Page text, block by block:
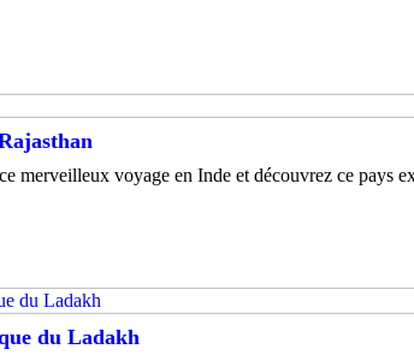
merveilleux voyage en Inde et découvrez ce pays
du Ladakh